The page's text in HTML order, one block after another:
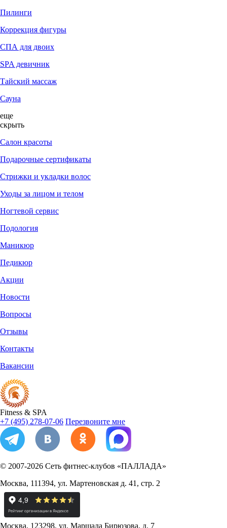
Пилинги
Коррекция фигуры
СПА для двоих
SPA девичник
Тайский массаж
Сауна
еще
скрыть
Салон красоты
Подарочные сертификаты
Стрижки и укладки волос
Уходы за лицом и телом
Ногтевой сервис
Подология
Маникюр
Педикюр
Акции
Новости
Вопросы
Отзывы
Контакты
Вакансии
Fitness & SPA
+7 (495) 278-07-06 Перезвоните мне
© 2007-2026 Сеть фитнес-клубов «ПАЛЛАДА»
Москва, 111394, ул. Мартеновская д. 41, стр. 2
Москва, 123298, ул. Маршала Бирюзова, д. 7